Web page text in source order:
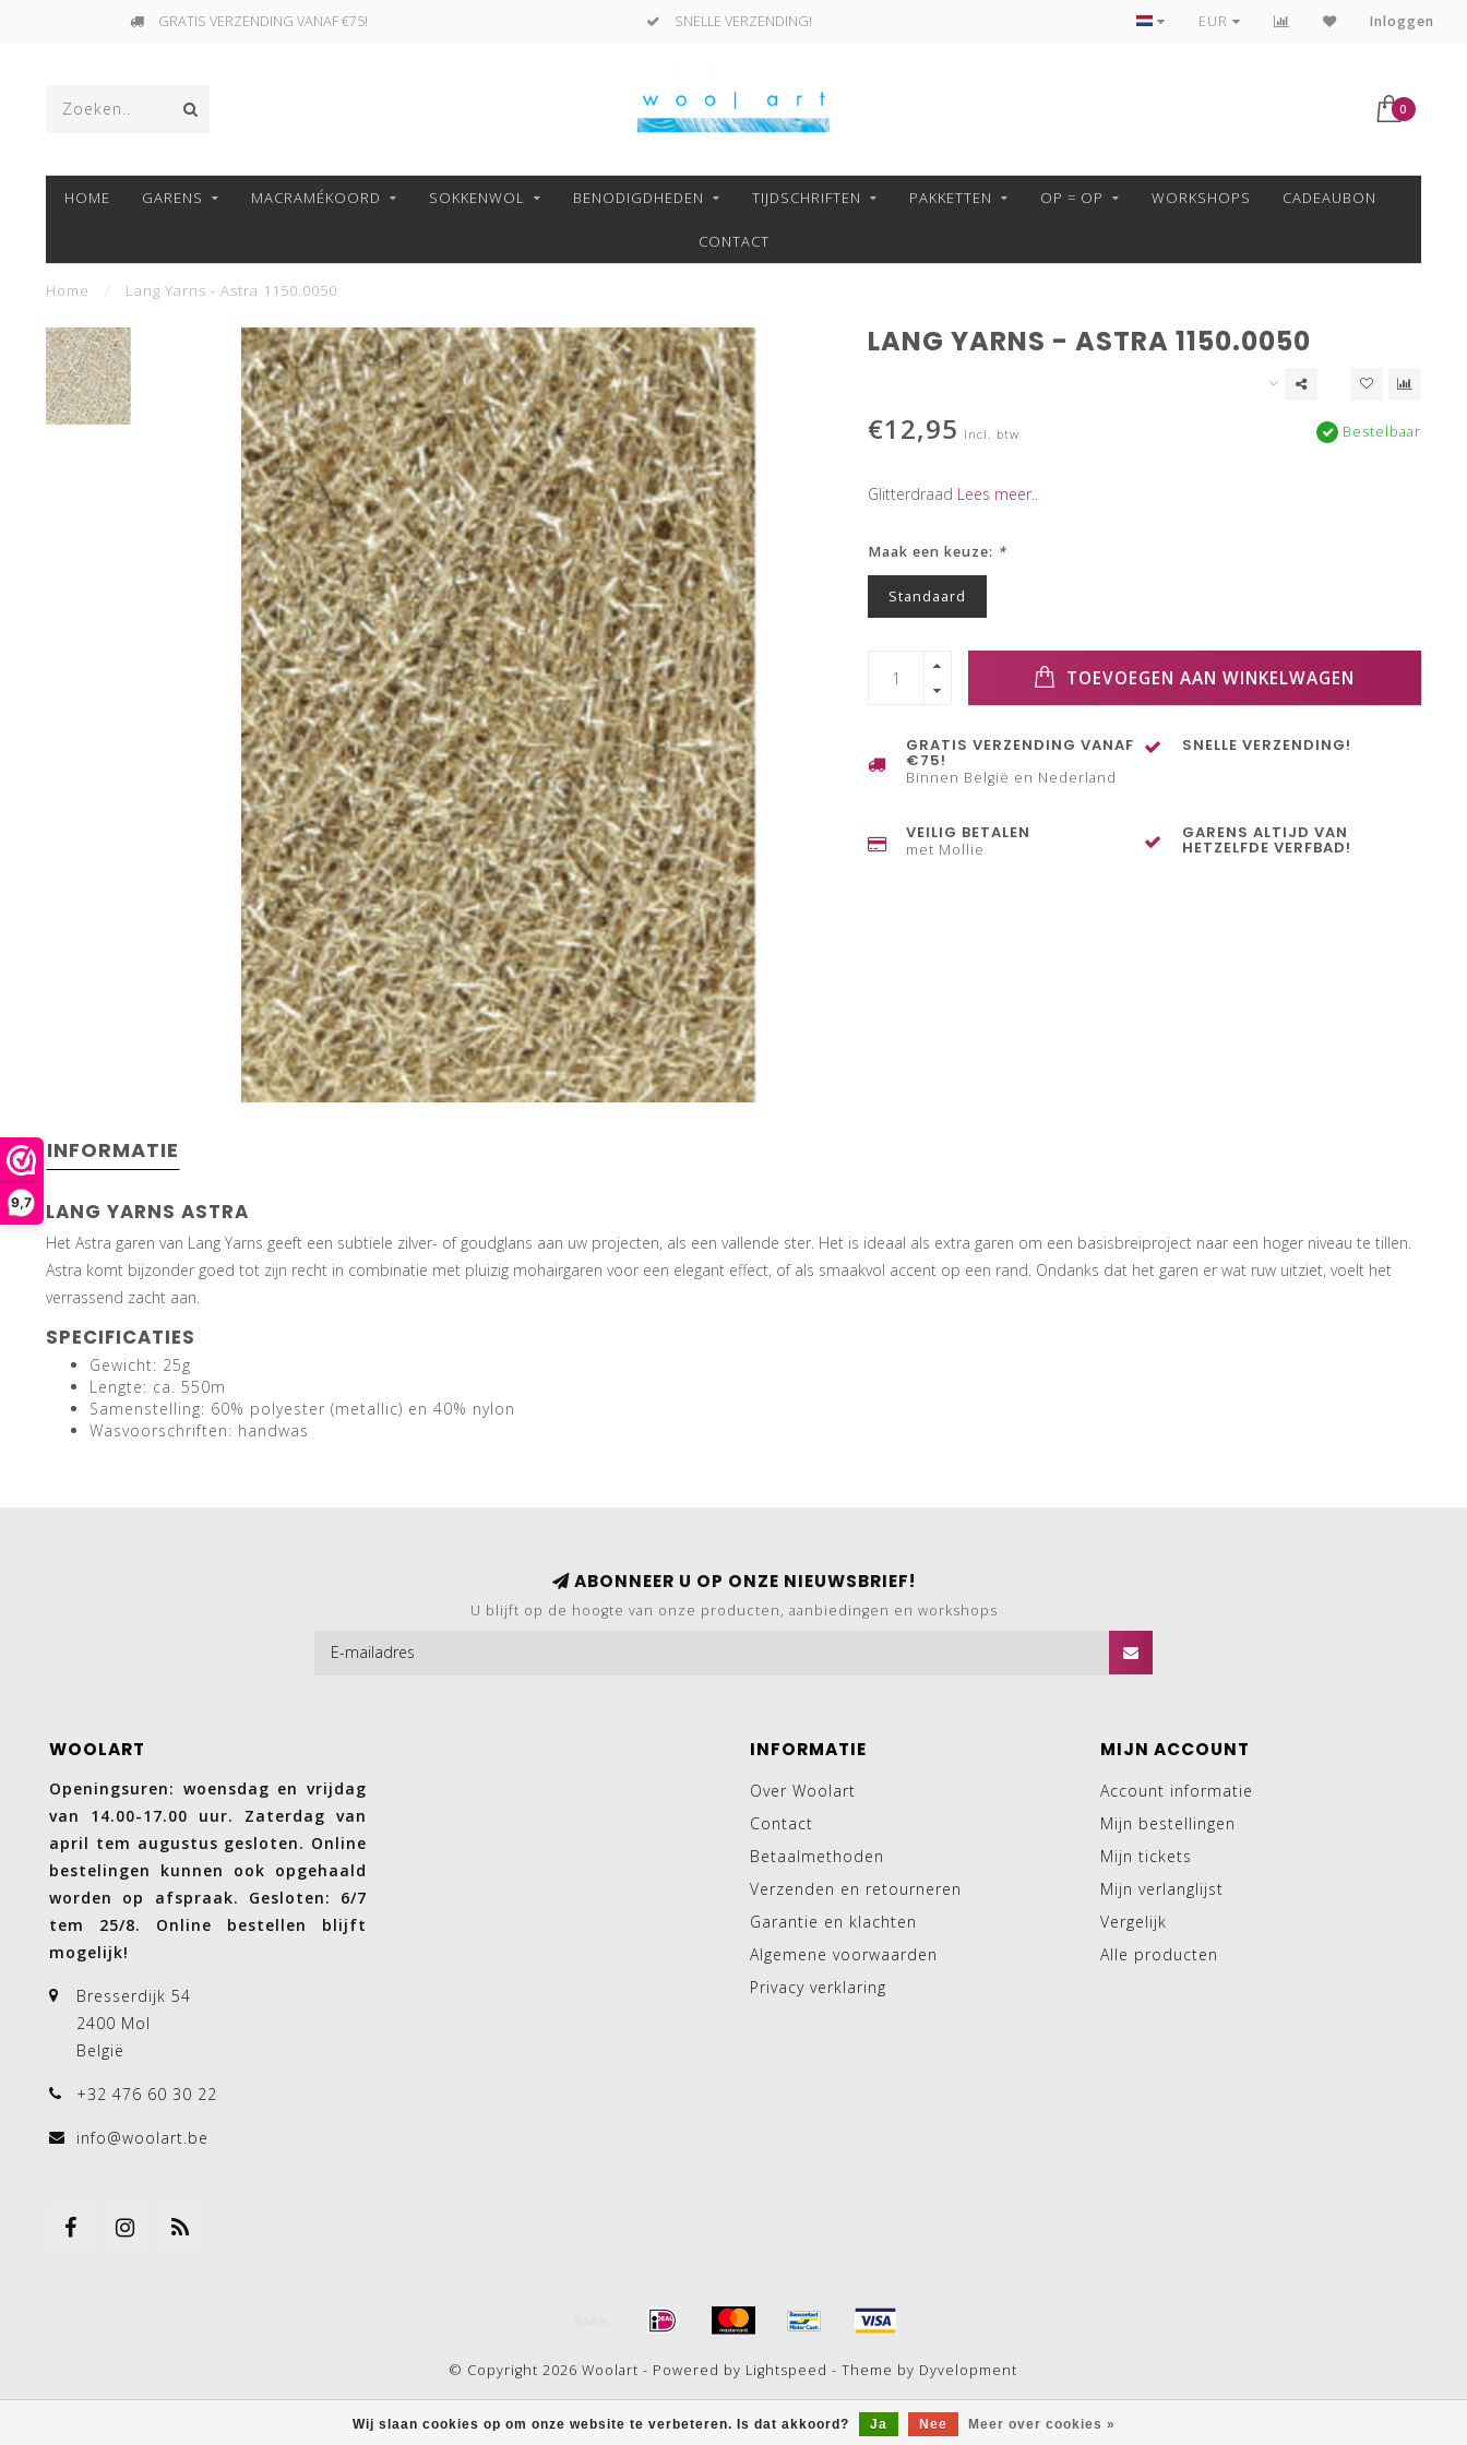
9,7
GRATIS VERZENDING VANAF €75! SNELLE VERZENDING! VEILIG BETALEN MET MOLLIE!
EUR Inloggen
0
HOME GARENS MACRAMÉKOORD SOKKENWOL BENODIGDHEDEN TIJDSCHRIFTEN PAKKETTEN OP = OP WORKSHOPS CADEAUBON
CONTACT
Home Lang Yarns - Astra 1150.0050
LANG YARNS - ASTRA 1150.0050
€12,95 Incl. btw Bestelbaar
Glitterdraad Lees meer..
Maak een keuze: *
Standaard
TOEVOEGEN AAN WINKELWAGEN
GRATIS VERZENDING VANAF
€75!
Binnen België en Nederland
SNELLE VERZENDING!
VEILIG BETALEN
met Mollie
GARENS ALTIJD VAN
HETZELFDE VERFBAD!
INFORMATIE
LANG YARNS ASTRA
Het Astra garen van Lang Yarns geeft een subtiele zilver- of goudglans aan uw projecten, als een vallende ster. Het is ideaal als extra garen om een ​​basisbreiproject naar een hoger niveau te tillen.
Astra komt bijzonder goed tot zijn recht in combinatie met pluizig mohairgaren voor een elegant effect, of als smaakvol accent op een rand. Ondanks dat het garen er wat ruw uitziet, voelt het
verrassend zacht aan.
SPECIFICATIES
Gewicht: 25g
Lengte: ca. 550m
Samenstelling: 60% polyester (metallic) en 40% nylon
Wasvoorschriften: handwas
Wij slaan cookies op om onze website te verbeteren. Is dat akkoord? Ja Nee Meer over cookies »
ABONNEER U OP ONZE NIEUWSBRIEF!
U blijft op de hoogte van onze producten, aanbiedingen en workshops
WOOLART
Openingsuren: woensdag en vrijdag
van 14.00-17.00 uur. Zaterdag van
april tem augustus gesloten. Online
bestelingen kunnen ook opgehaald
worden op afspraak. Gesloten: 6/7
tem 25/8. Online bestellen blijft
mogelijk!
Bresserdijk 54
2400 Mol
België
+32 476 60 30 22
info@woolart.be
INFORMATIE
Over Woolart
Contact
Betaalmethoden
Verzenden en retourneren
Garantie en klachten
Algemene voorwaarden
Privacy verklaring
MIJN ACCOUNT
Account informatie
Mijn bestellingen
Mijn tickets
Mijn verlanglijst
Vergelijk
Alle producten
© Copyright 2026 Woolart - Powered by Lightspeed - Theme by Dyvelopment